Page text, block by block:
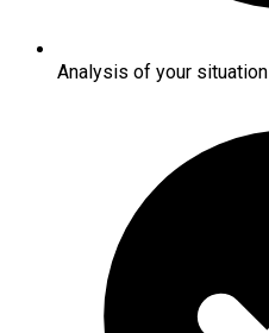
Analysis of your situation